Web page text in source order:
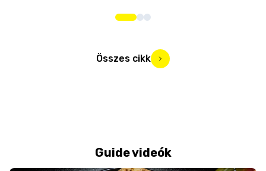
Összes cikk
Guide videók